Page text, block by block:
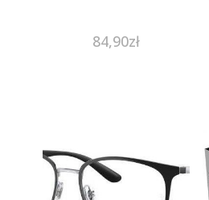
84,90zł